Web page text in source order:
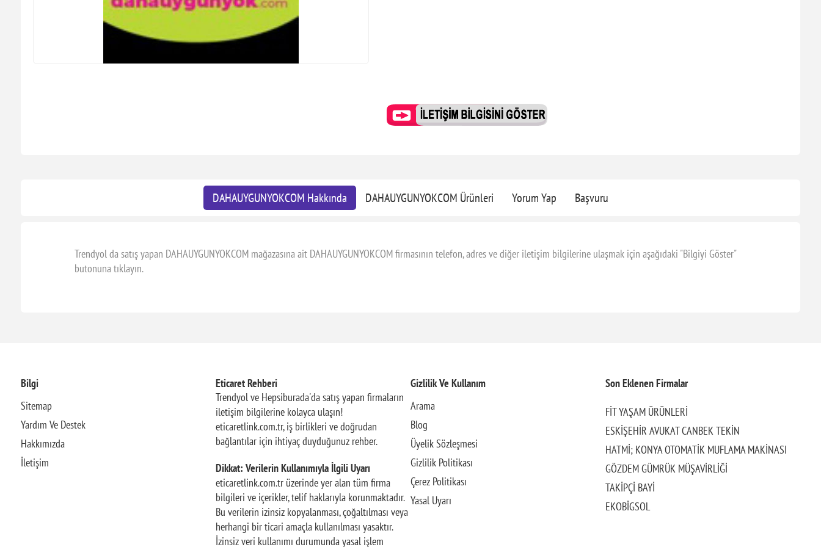
DAHAUYGUNYOKCOM Hakkında DAHAUYGUNYOKCOM Ürünleri Yorum Yap Başvuru
Trendyol da satış yapan DAHAUYGUNYOKCOM mağazasına ait DAHAUYGUNYOKCOM firmasının telefon, adres ve diğer iletişim bilgilerine ulaşmak için aşağıdaki "Bilgiyi Göster"
butonuna tıklayın.
Bilgi
Sitemap
Yardım Ve Destek
Hakkımızda
İletişim
Eticaret Rehberi
Trendyol ve Hepsiburada'da satış yapan firmaların
iletişim bilgilerine kolayca ulaşın!
eticaretlink.com.tr, iş birlikleri ve doğrudan
bağlantılar için ihtiyaç duyduğunuz rehber.
Dikkat: Verilerin Kullanımıyla İlgili Uyarı
eticaretlink.com.tr üzerinde yer alan tüm firma
bilgileri ve içerikler, telif haklarıyla korunmaktadır.
Bu verilerin izinsiz kopyalanması, çoğaltılması veya
herhangi bir ticari amaçla kullanılması yasaktır.
İzinsiz veri kullanımı durumunda yasal işlem
Gizlilik Ve Kullanım
Arama
Blog
Üyelik Sözleşmesi
Gizlilik Politikası
Çerez Politikası
Yasal Uyarı
Son Eklenen Firmalar
FİT YAŞAM ÜRÜNLERİ
ESKİŞEHİR AVUKAT CANBEK TEKİN
HATMİ; KONYA OTOMATİK MUFLAMA MAKİNASI
GÖZDEM GÜMRÜK MÜŞAVİRLİĞİ
TAKİPÇİ BAYİ
EKOBİGSOL